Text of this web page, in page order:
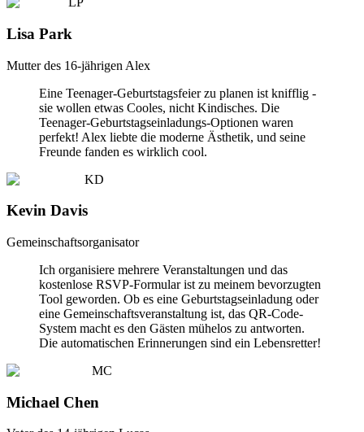
Lisa Park
Mutter des 16-jährigen Alex
Eine Teenager-Geburtstagsfeier zu planen ist knifflig -
sie wollen etwas Cooles, nicht Kindisches. Die
Teenager-Geburtstagseinladungs-Optionen waren
perfekt! Alex liebte die moderne Ästhetik, und seine
Freunde fanden es wirklich cool.
KD
Kevin Davis
Gemeinschaftsorganisator
Ich organisiere mehrere Veranstaltungen und das
kostenlose RSVP-Formular ist zu meinem bevorzugten
Tool geworden. Ob es eine Geburtstagseinladung oder
eine Gemeinschaftsveranstaltung ist, das QR-Code-
System macht es den Gästen mühelos zu antworten.
Die automatischen Erinnerungen sind ein Lebensretter!
MC
Michael Chen